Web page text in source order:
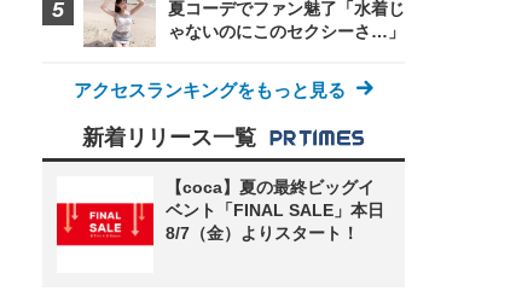
夏コーデでファン魅了「水着じ
ゃないのにこのセクシーさ…」
アクセスランキングをもっと見る
新着リリース一覧
【coca】夏の最終ビッグイ
ベント「FINAL SALE」本日
8/7（金）よりスタート！